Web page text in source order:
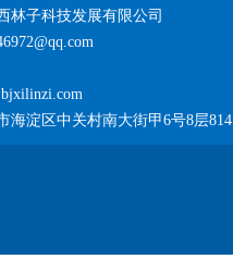
林子科技发展有限公司
海淀区中关村南大街甲6号8层814